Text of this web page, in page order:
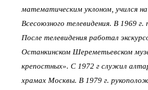
математическим уклоном, учился
Всесоюзного телевидения. В 1969 г.
После телевидения работал
Останкинском Шереметьевском
крепостных». С 1972 г служил
храмах Москвы. В 1979 г.